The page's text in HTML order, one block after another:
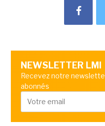
NEWSLETTER LMI
Recevez notre
abonnés